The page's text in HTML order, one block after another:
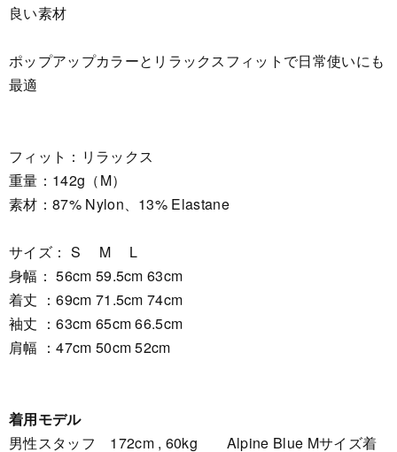
良い素材
ポップアップカラーとリラックスフィットで日常使いにも
最適
フィット：リラックス
重量：142g（M）
素材：87% Nylon、13% Elastane
サイズ： S M L
身幅： 56cm 59.5cm 63cm
着丈 ：69cm 71.5cm 74cm
袖丈 ：63cm 65cm 66.5cm
肩幅 ：47cm 50cm 52cm
着用モデル
男性スタッフ 172cm , 60kg Alpine Blue Mサイズ着